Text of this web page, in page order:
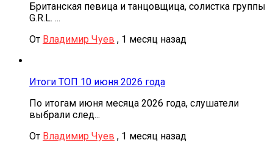
Британская певица и танцовщица, солистка группы
G.R.L. ...
От Владимир Чуев , 1 месяц назад
Итоги ТОП 10 июня 2026 года
По итогам июня месяца 2026 года, слушатели
выбрали след...
От Владимир Чуев , 1 месяц назад